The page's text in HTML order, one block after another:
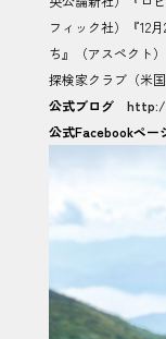
フィック社）『12
ち』（アスペクト
探検家クラブ（米
公式ブログ
公式Facebookペ